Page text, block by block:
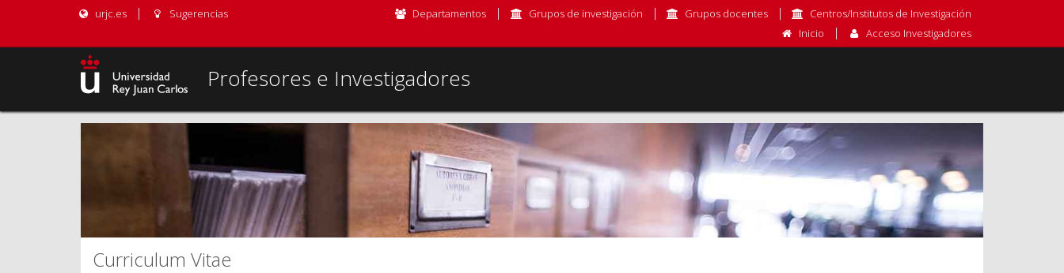
urjc.es Sugerencias Departamentos Grupos de investigación Grupos docentes
Centros/Institutos de Investigación
Inicio
Acceso Investigadores
Profesores e Investigadores
Curriculum Vitae